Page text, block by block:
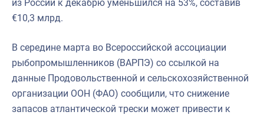
из России к декабрю уменьшился на 53%, составив
€10,3 млрд.
В середине марта во Всероссийской ассоциации
рыбопромышленников (ВАРПЭ) со ссылкой на
данные Продовольственной и сельскохозяйственной
организации ООН (ФАО) сообщили, что снижение
запасов атлантической трески может привести к